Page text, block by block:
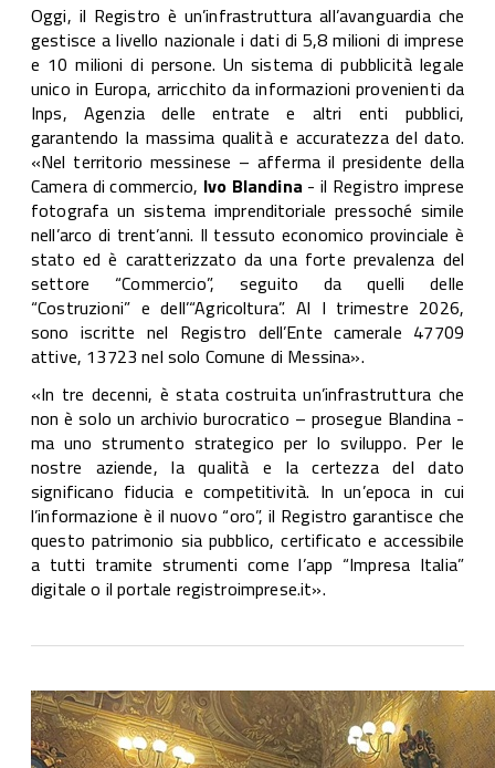
Oggi, il Registro è un’infrastruttura all’avanguardia che
gestisce a livello nazionale i dati di 5,8 milioni di imprese
e 10 milioni di persone. Un sistema di pubblicità legale
unico in Europa, arricchito da informazioni provenienti da
Inps, Agenzia delle entrate e altri enti pubblici,
garantendo la massima qualità e accuratezza del dato.
«Nel territorio messinese – afferma il presidente della
Camera di commercio, Ivo Blandina - il Registro imprese
fotografa un sistema imprenditoriale pressoché simile
nell’arco di trent’anni. Il tessuto economico provinciale è
stato ed è caratterizzato da una forte prevalenza del
settore “Commercio”, seguito da quelli delle
“Costruzioni” e dell’“Agricoltura”. Al I trimestre 2026,
sono iscritte nel Registro dell’Ente camerale 47709
attive, 13723 nel solo Comune di Messina».
«In tre decenni, è stata costruita un’infrastruttura che
non è solo un archivio burocratico – prosegue Blandina -
ma uno strumento strategico per lo sviluppo. Per le
nostre aziende, la qualità e la certezza del dato
significano fiducia e competitività. In un’epoca in cui
l’informazione è il nuovo “oro”, il Registro garantisce che
questo patrimonio sia pubblico, certificato e accessibile
a tutti tramite strumenti come l’app “Impresa Italia”
digitale o il portale registroimprese.it».